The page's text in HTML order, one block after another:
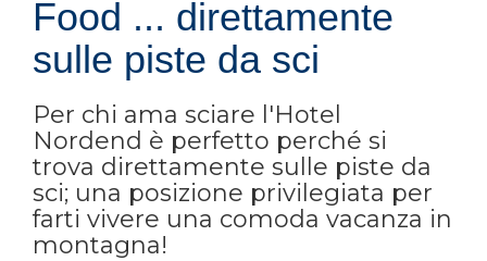
Food ... direttamente
sulle piste da sci
Per chi ama sciare l'Hotel
Nordend è perfetto perché si
trova direttamente sulle piste da
sci; una posizione privilegiata per
farti vivere una comoda vacanza in
montagna!